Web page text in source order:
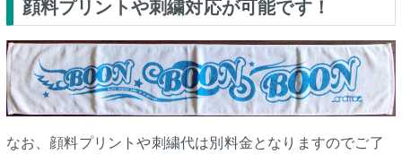
顔料プリントや刺繍対応が可能です！
なお、顔料プリントや刺繍代は別料金となりますのでご了